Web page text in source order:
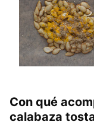
Con qué
calabaza